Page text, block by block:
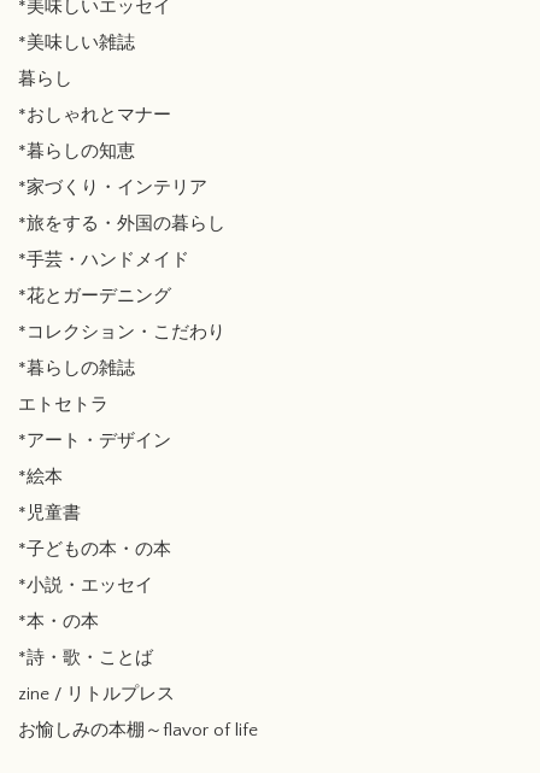
*美味しいエッセイ
*美味しい雑誌
暮らし
*おしゃれとマナー
*暮らしの知恵
*家づくり・インテリア
*旅をする・外国の暮らし
*手芸・ハンドメイド
*花とガーデニング
*コレクション・こだわり
*暮らしの雑誌
エトセトラ
*アート・デザイン
*絵本
*児童書
*子どもの本・の本
*小説・エッセイ
*本・の本
*詩・歌・ことば
zine / リトルプレス
お愉しみの本棚～flavor of life